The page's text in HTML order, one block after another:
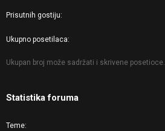
Prisutnih gostiju
Ukupno posetilaca
Ukupan broj može sadržati i skrivene posetioce.
Statistika foruma
Teme